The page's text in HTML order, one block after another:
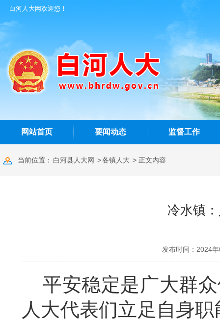
白河人大网欢迎您！
网站首页 要闻动态 监督工作
当前位置： 白河县人大网 >各镇人大 > 正文内容
冷水镇
发布时间：2024
平安稳定是广大群
人大代表们立足自身